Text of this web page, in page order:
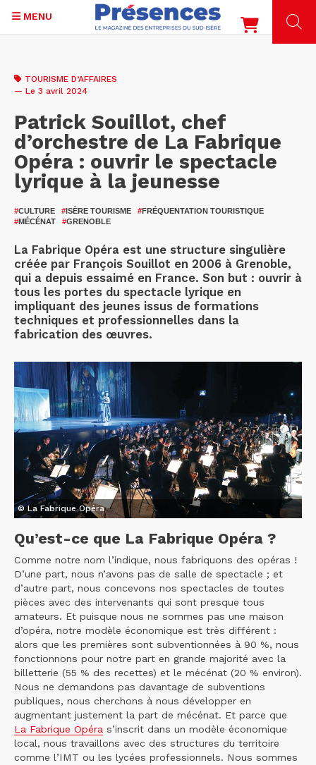
contenu
MENU
TOURISME D’AFFAIRES
— Le 3 avril 2024
Patrick Souillot, chef
d’orchestre de La Fabrique
Opéra : ouvrir le spectacle
lyrique à la jeunesse
#CULTURE #ISÈRE TOURISME #FRÉQUENTATION TOURISTIQUE
#MÉCÉNAT #GRENOBLE
La Fabrique Opéra est une structure singulière
créée par François Souillot en 2006 à Grenoble,
qui a depuis essaimé en France. Son but : ouvrir à
tous les portes du spectacle lyrique en
impliquant des jeunes issus de formations
techniques et professionnelles dans la
fabrication des œuvres.
© La Fabrique Opéra
Qu’est-ce que La Fabrique Opéra ?
Comme notre nom l’indique, nous fabriquons des opéras !
D’une part, nous n’avons pas de salle de spectacle ; et
d’autre part, nous concevons nos spectacles de toutes
pièces avec des intervenants qui sont presque tous
amateurs. Et puisque nous ne sommes pas une maison
d’opéra, notre modèle économique est très différent :
alors que les premières sont subventionnées à 90 %, nous
fonctionnons pour notre part en grande majorité avec la
billetterie (55 % des recettes) et le mécénat (20 % environ).
Nous ne demandons pas davantage de subventions
publiques, nous cherchons à nous développer en
augmentant justement la part de mécénat. Et parce que
La Fabrique Opéra s’inscrit dans un modèle économique
local, nous travaillons avec des structures du territoire
comme l’IMT ou les lycées professionnels. Nous sommes